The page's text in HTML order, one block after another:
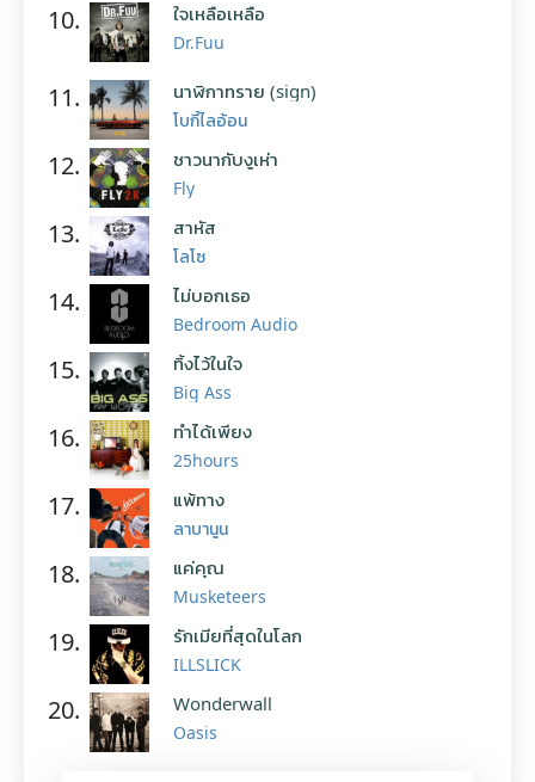
10. ใจเหลือเหลือ
Dr.Fuu
11. นาฬิกาทราย (sign)
โบกี้ไลอ้อน
12. ชาวนากับงูเห่า
Fly
13. สาหัส
โลโซ
14. ไม่บอกเธอ
Bedroom Audio
15. ทิ้งไว้ในใจ
Big Ass
16. ทำได้เพียง
25hours
17. แพ้ทาง
ลาบานูน
18. แค่คุณ
Musketeers
19. รักเมียที่สุดในโลก
ILLSLICK
20. Wonderwall
Oasis